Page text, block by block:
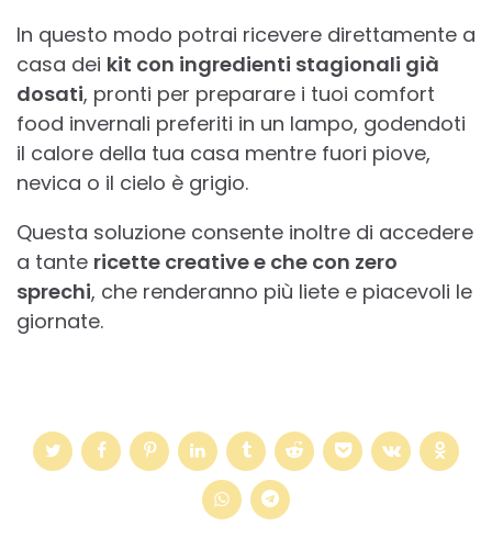
In questo modo potrai ricevere direttamente a
casa dei kit con ingredienti stagionali già
dosati, pronti per preparare i tuoi comfort
food invernali preferiti in un lampo, godendoti
il calore della tua casa mentre fuori piove,
nevica o il cielo è grigio.
Questa soluzione consente inoltre di accedere
a tante ricette creative e che con zero
sprechi, che renderanno più liete e piacevoli le
giornate.